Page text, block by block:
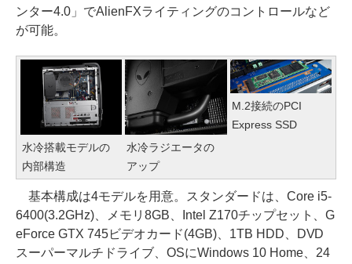
ンター4.0」でAlienFXライティングのコントロールなど
が可能。
水冷搭載モデルの
内部構造
水冷ラジエータの
アップ
M.2接続のPCI
Express SSD
基本構成は4モデルを用意。スタンダードは、Core i5-
6400(3.2GHz)、メモリ8GB、Intel Z170チップセット、G
eForce GTX 745ビデオカード(4GB)、1TB HDD、DVD
スーパーマルチドライブ、OSにWindows 10 Home、24